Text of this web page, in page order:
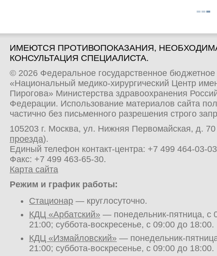
ИМЕЮТСЯ ПРОТИВОПОКАЗАНИЯ,
КОНСУЛЬТАЦИЯ СПЕЦИАЛИСТА.
© 2026 Федеральное государственное
«Национальный медико-хирургический Центр
Пирогова» Министерства здравоохранения
Федерации. Использование материалов сайта
частично без письменного разрешения строго
105203 г. Москва, ул. Нижняя Первомайская, д.
проезда).
Единый телефон контакт-центра: +7 499 464-03-03
Факс: +7 499 463-65-30.
Карта сайта
Режим и график работы:
Стационар — круглосуточно.
КДЦ «Арбатский» — понедельник-пятница, с
21:00; суббота-воскресенье, с 09:00 до 18:00.
КДЦ «Измайловский» — понедельник-
21:00; суббота-воскресенье, с 09:00 до 18:00.